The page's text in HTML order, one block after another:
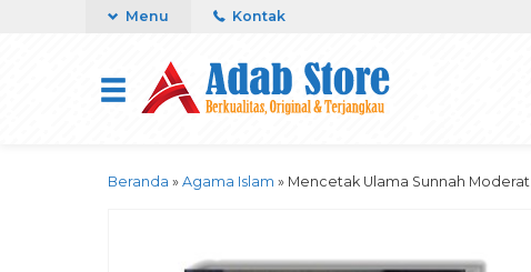
Menu Kontak
Beranda » Agama Islam » Mencetak Ulama Sunnah Moderat